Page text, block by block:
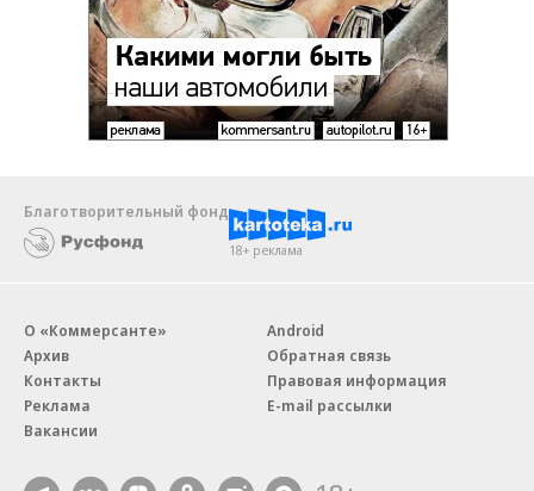
Благотворительный фонд
18+ реклама
О «Коммерсанте»
Архив
Контакты
Реклама
Вакансии
Android
Обратная связь
Правовая информация
E-mail рассылки